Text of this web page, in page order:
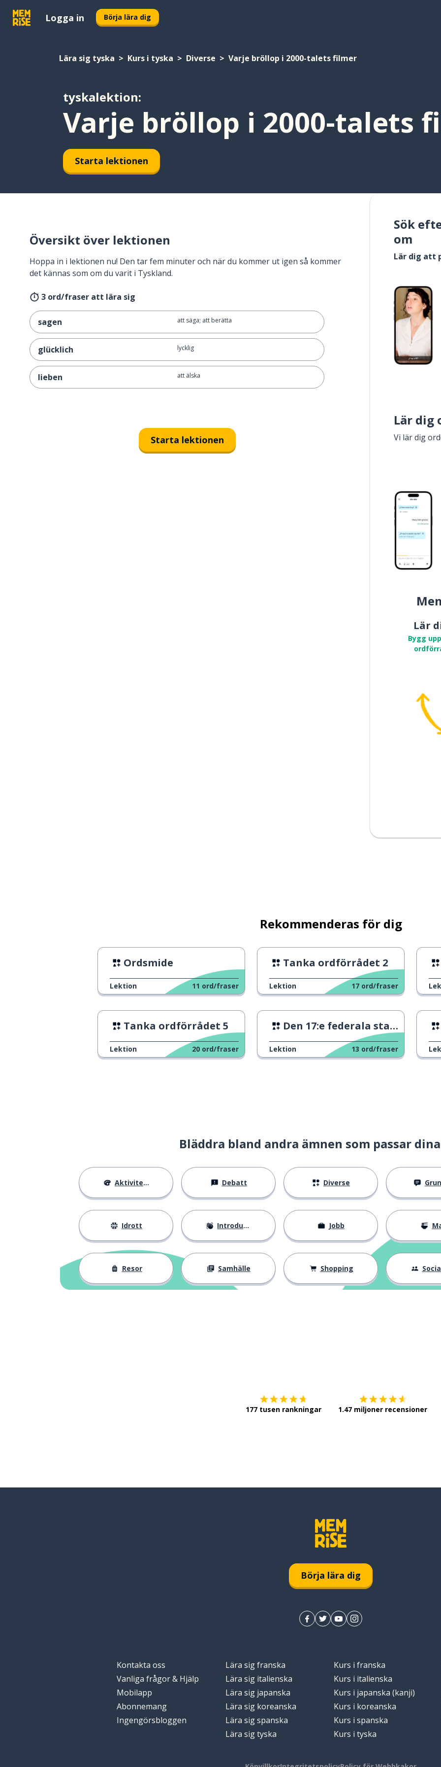
Logga in Börja lära dig
Lära sig tyska Kurs i tyska Diverse Varje bröllop i 2000-talets filmer
tyskalektion:
Varje bröllop i 2000-talets
Starta lektionen
Översikt över lektionen
Hoppa in i lektionen nu! Den tar fem minuter och när du kommer ut igen så kommer
det kännas som om du varit i Tyskland.
3 ord/fraser att lära sig
sagen att säga; att berätta
glücklich lycklig
lieben att älska
Starta lektionen
Sök
om
Lär dig att
Lär dig
Vi lär dig
Lär
Bygg
Rekommenderas för dig
Ordsmide
Lektion 11 ord/fraser
Tanka ordförrådet 2
Lektion 17 ord/fraser
Tanka ordförrådet 5
Lektion 20 ord/fraser
Den 17:e federala staten
Lektion 13 ord/fraser
Bläddra bland andra ämnen som passar
Aktiviteter Debatt Diverse
Idrott Introduktion Jobb
Resor Samhälle Shopping
177 tusen rankningar 1.47 miljoner recensioner
Börja lära dig
Kontakta oss
Vanliga frågor & Hjälp
Mobilapp
Abonnemang
Ingengörsbloggen
Lära sig franska
Lära sig italienska
Lära sig japanska
Lära sig koreanska
Lära sig spanska
Lära sig tyska
Kurs i franska
Kurs i italienska
Kurs i japanska (kanji)
Kurs i koreanska
Kurs i spanska
Kurs i tyska